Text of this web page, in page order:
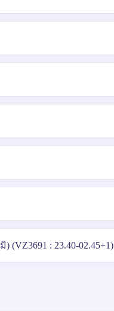
: 23.40-02.45+1)